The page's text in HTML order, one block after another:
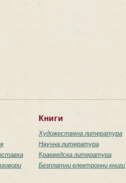
Книги
Художествена литература
Научна литература
Краеведска литература
Безплатни електронни книги